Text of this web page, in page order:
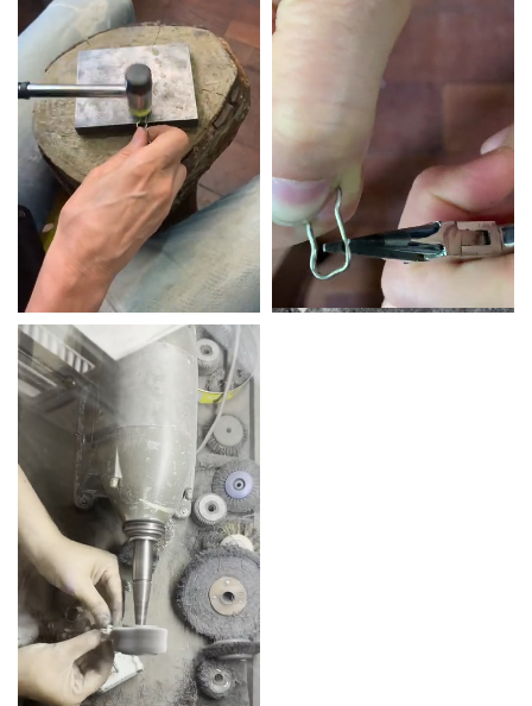
a evolucionar con vos.
Producción
100% hecho a mano, fabricado en
Argentina — pieza única o serie
limitada
Puede haber variaciones de tamaño, color o terminación entre piezas de la misma
serie. Es la garantía de un trabajo artesanal.